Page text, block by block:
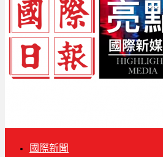
國際新聞